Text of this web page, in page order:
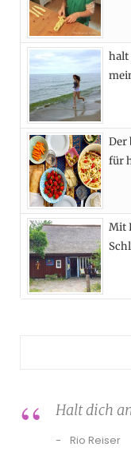
halt
Der
für
Mit
Halt dich
Rio Reiser